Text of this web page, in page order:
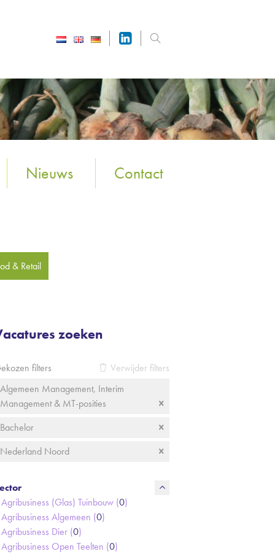
Nieuws Contact
& Retail
zoeken
filters
Verwijder filters
Algemeen Management, Interim
Management & MT-posities
Bachelor
Nederland Noord
Agribusiness (Glas) Tuinbouw (0)
Agribusiness Algemeen (0)
Agribusiness Dier (0)
Agribusiness Open Teelten (0)